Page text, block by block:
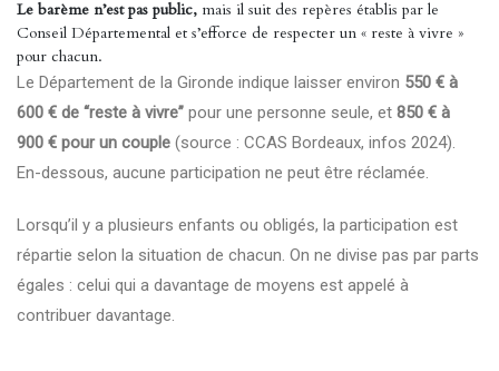
Le barème n’est pas public, mais il suit des repères établis par le
Conseil Départemental et s’efforce de respecter un « reste à vivre »
pour chacun.
Le Département de la Gironde indique laisser environ 550 € à
600 € de “reste à vivre” pour une personne seule, et 850 € à
900 € pour un couple (source : CCAS Bordeaux, infos 2024).
En-dessous, aucune participation ne peut être réclamée.
Lorsqu’il y a plusieurs enfants ou obligés, la participation est
répartie selon la situation de chacun. On ne divise pas par parts
égales : celui qui a davantage de moyens est appelé à
contribuer davantage.